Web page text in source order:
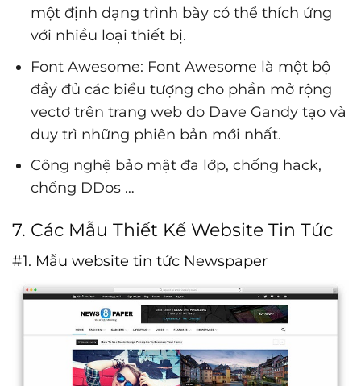
một định dạng trình bày có thể thích ứng
với nhiều loại thiết bị.
Font Awesome: Font Awesome là một bộ
đầy đủ các biểu tượng cho phần mở rộng
vectơ trên trang web do Dave Gandy tạo và
duy trì những phiên bản mới nhất.
Công nghệ bảo mật đa lớp, chống hack,
chống DDos …
7. Các Mẫu Thiết Kế Website Tin Tức
#1. Mẫu website tin tức Newspaper